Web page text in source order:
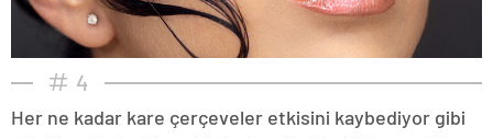
4
Her ne kadar kare çerçeveler etkisini kaybediyor gibi